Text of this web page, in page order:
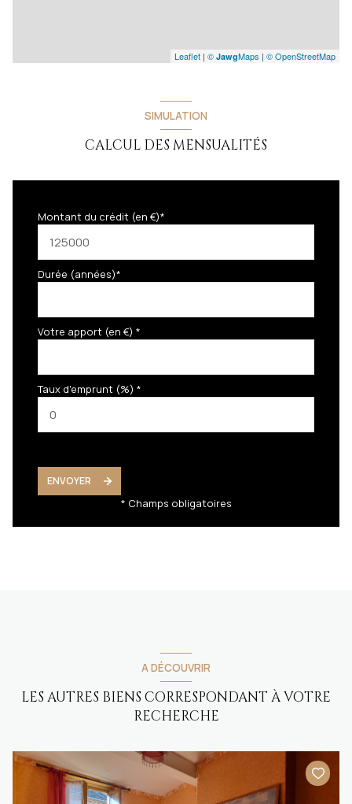
Leaflet | © JawgMaps | © OpenStreetMap
SIMULATION
CALCUL DES MENSUALITÉS
Montant du crédit (en €)*
Durée (années)*
Votre apport (en €) *
Taux d'emprunt (%) *
ENVOYER
* Champs obligatoires
A DÉCOUVRIR
LES AUTRES BIENS CORRESPONDANT À VOTRE
RECHERCHE